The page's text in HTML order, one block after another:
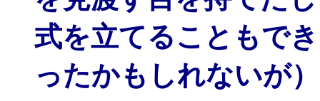
式を立てることもで
ったかもしれないが